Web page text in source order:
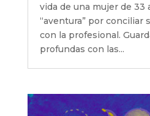
vida de una mujer de 33
“aventura” por conciliar
con la profesional.
profundas con las...